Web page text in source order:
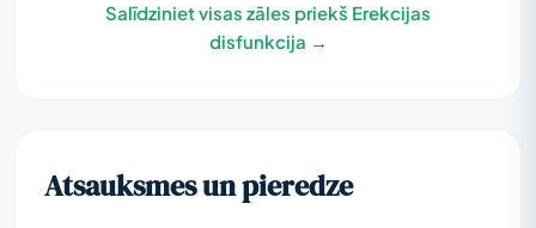
Salīdziniet visas zāles priekš Erekcijas
disfunkcija →
Atsauksmes un pieredze